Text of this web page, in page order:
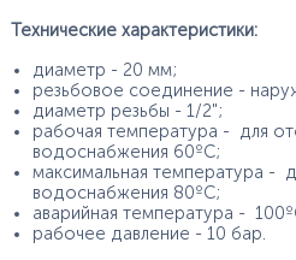
Технические характеристики:
диаметр - 20 мм;
резьбовое соединение -
диаметр резьбы - 1/2";
рабочая температура - для
водоснабжения 60ºС;
максимальная температура -
водоснабжения 80ºС;
аварийная температура -
рабочее давление - 10 бар.